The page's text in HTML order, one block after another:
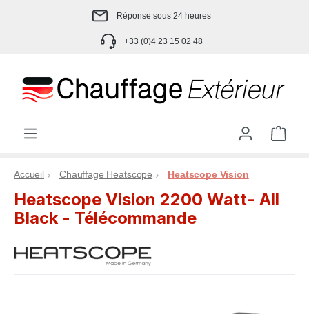
Passer au contenu principalRéponse sous 24 heures
+33 (0)4 23 15 02 48
Le
Accueil Chauffage Heatscope Heatscope Vision
Heatscope Vision 2200 Watt- All
Black - Télécommande